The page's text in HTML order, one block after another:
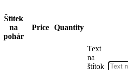
Štítek
na
pohár
Price Quantity
Text
na
štítok